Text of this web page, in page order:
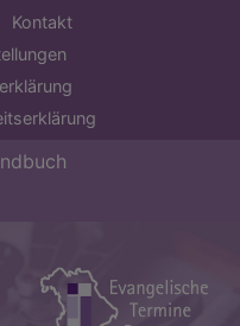
Kontakt